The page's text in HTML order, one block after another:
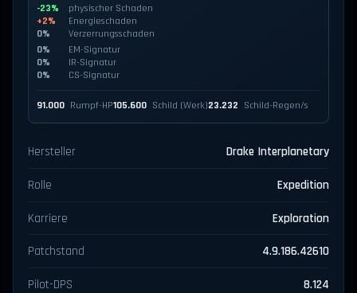
-23%
physischer Schaden
+2%
Energieschaden
0%
Verzerrungsschaden
0%
EM-Signatur
0%
IR-Signatur
0%
CS-Signatur
91.000 Rumpf-HP105.600 Schild (Werk)23.232 Schild-Regen/s
Hersteller Drake Interplanetary
Rolle Expedition
Karriere Exploration
Patchstand 4.9.186.42610
Pilot-DPS 8.124